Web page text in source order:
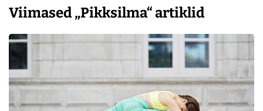
Viimased „Pikksilma“ artiklid